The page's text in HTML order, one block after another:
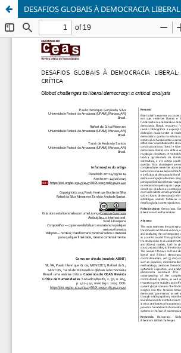
DESAFIOS GLOBAIS À DEMOCRACIA LIBERAL